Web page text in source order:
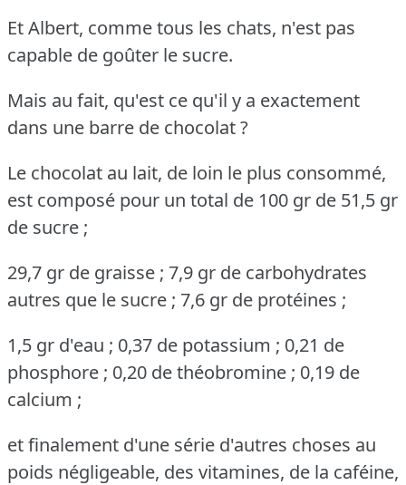
Et Albert, comme tous les chats, n'est pas
capable de goûter le sucre.
Mais au fait, qu'est ce qu'il y a exactement
dans une barre de chocolat ?
Le chocolat au lait, de loin le plus consommé,
est composé pour un total de 100 gr de 51,5 gr
de sucre ;
29,7 gr de graisse ; 7,9 gr de carbohydrates
autres que le sucre ; 7,6 gr de protéines ;
1,5 gr d'eau ; 0,37 de potassium ; 0,21 de
phosphore ; 0,20 de théobromine ; 0,19 de
calcium ;
et finalement d'une série d'autres choses au
poids négligeable, des vitamines, de la caféine,